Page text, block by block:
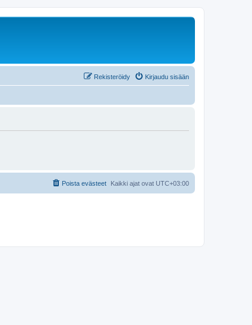
Kirjaudu sisään
Rekisteröidy
Kaikki ajat ovat UTC+03:00
Poista evästeet